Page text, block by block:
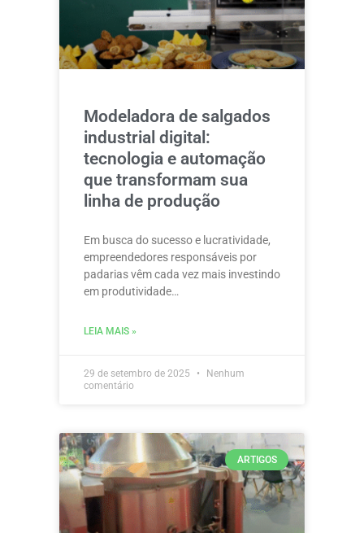
Modeladora de salgados
industrial digital:
tecnologia e automação
que transformam sua
linha de produção
Em busca do sucesso e lucratividade,
empreendedores responsáveis por
padarias vêm cada vez mais investindo
em produtividade…
LEIA MAIS »
29 de setembro de 2025
Nenhum
comentário
ARTIGOS